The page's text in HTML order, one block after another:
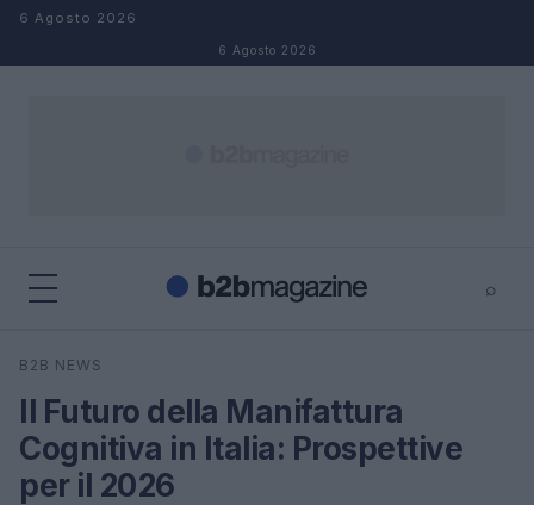
Salta al contenuto
6 Agosto 2026
6 Agosto 2026
⌕
Cerca
B2B NEWS
Il Futuro della Manifattura
Cognitiva in Italia: Prospettive
per il 2026